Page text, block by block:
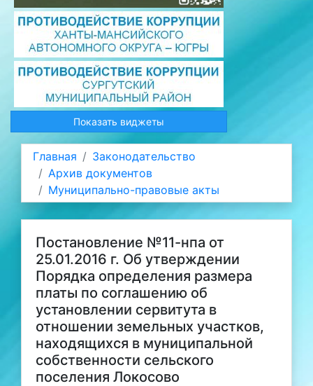
Показать виджеты
Главная
Законодательство
Архив документов
Муниципально-правовые акты
Постановление №11-нпа от
25.01.2016 г. Об утверждении
Порядка определения размера
платы по соглашению об
установлении сервитута в
отношении земельных участков,
находящихся в муниципальной
собственности сельского
поселения Локосово